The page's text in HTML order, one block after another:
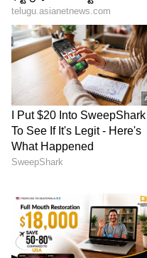
ఉండవు. అంతేకాకుండా
సాధారణ పెట్రోల్
ఇతర కీటకాలను
వెల్లడించింది.